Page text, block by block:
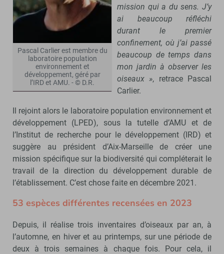
Pascal Carlier est membre du
laboratoire population
environnement et
développement, géré par
l’IRD et AMU. - © D.R.
mission qui a du sens. J’y
ai beaucoup réfléchi
durant le premier
confinement, où j’ai passé
beaucoup de temps dans
mon jardin à observer les
oiseaux », retrace Pascal
Carlier.
Il rejoint alors le laboratoire population environnement et
développement (LPED), sous la tutelle d’AMU et de
l’Institut de recherche pour le développement (IRD) et
suggère au président d’Aix-Marseille de créer une
mission spécifique sur la biodiversité qui compléterait le
travail de la direction du développement durable de
l’établissement. C’est chose faite en décembre 2021.
53 espèces différentes recensées en 2023
Depuis, il réalise trois inventaires d’oiseaux par an, à
l’automne, en hiver et au printemps, sur une période de
deux à trois semaines à chaque fois. Pour cela, il